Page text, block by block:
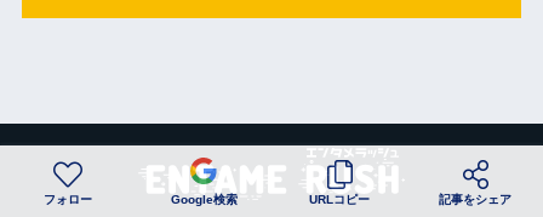
フォロー Google検索 URLコピー 記事をシェア